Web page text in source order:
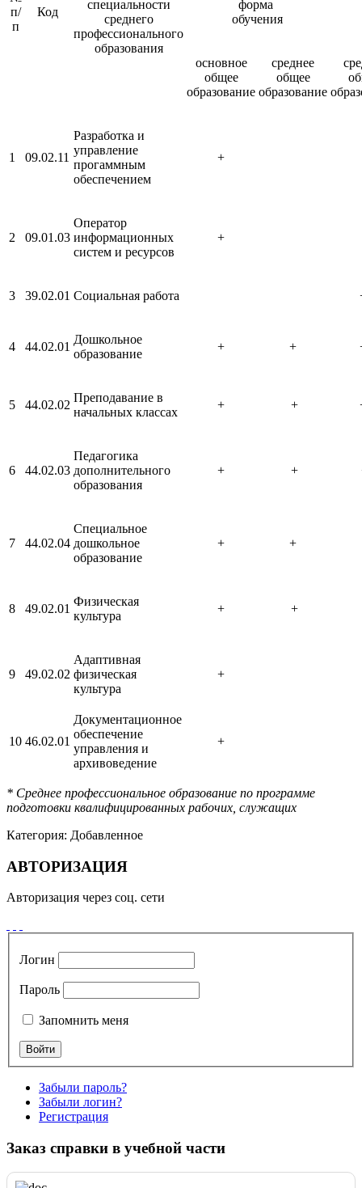
п/
п
Код
специальности
среднего
профессионального
образования
форма
обучения
основное
общее
образование
среднее
общее
образование
1 09.02.11
Разработка и
управление
прогаммным
обеспечением
+
2 09.01.03
Оператор
информационных
систем и ресурсов
+
3 39.02.01 Социальная работа
4 44.02.01
Дошкольное
образование
+ +
5 44.02.02
Преподавание в
начальных классах
+ +
6 44.02.03
Педагогика
дополнительного
образования
+ +
7 44.02.04
Специальное
дошкольное
образование
+ +
8 49.02.01
Физическая
культура
+ +
9 49.02.02
Адаптивная
физическая
культура
+
10 46.02.01
Документационное
обеспечение
управления и
архивоведение
+
* Среднее профессиональное образование по программе
подготовки квалифицированных рабочих, служащих
Категория: Добавленное
АВТОРИЗАЦИЯ
Авторизация через соц. сети
Логин
Пароль
Запомнить меня
Забыли пароль?
Забыли логин?
Регистрация
Заказ справки в учебной части